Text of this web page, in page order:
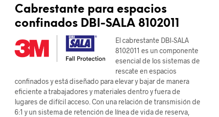
Cabrestante para espacios
confinados DBI-SALA 8102011
El cabrestante DBI-SALA
8102011 es un componente
esencial de los sistemas de
rescate en espacios
confinados y está diseñado para elevar y bajar de manera
eficiente a trabajadores y materiales dentro y fuera de
lugares de difícil acceso. Con una relación de transmisión de
6:1 y un sistema de retención de línea de vida de reserva,